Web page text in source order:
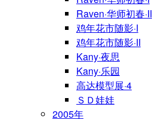
Raven·华师初春·II
鸡年花市随影·I
鸡年花市随影·II
Kany·夜思
Kany·乐园
高达模型展·4
ＳＤ娃娃
2005年